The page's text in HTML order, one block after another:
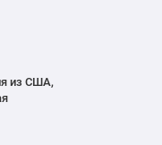
из США,